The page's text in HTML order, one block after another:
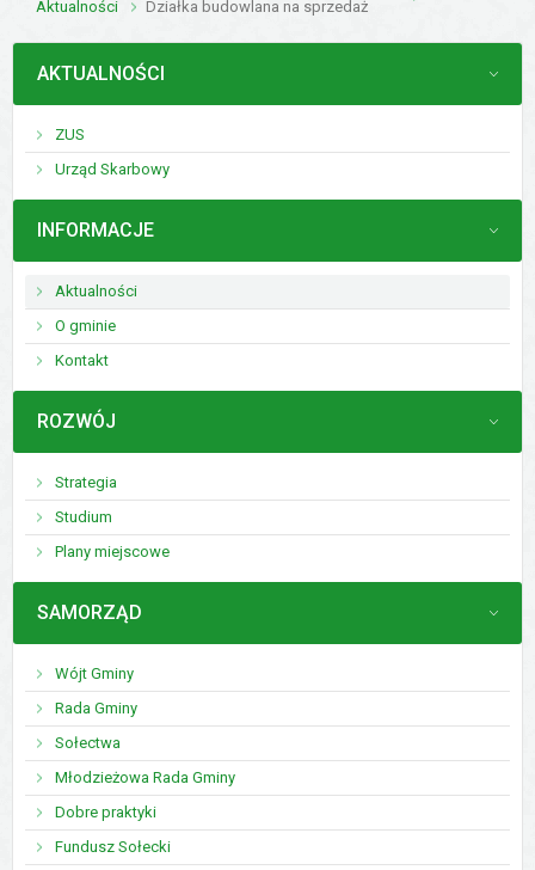
Aktualności
Działka budowlana na sprzedaż
MENU
AKTUALNOŚCI
ZUS
Urząd Skarbowy
MENU
INFORMACJE
Aktualności
O gminie
Kontakt
MENU
ROZWÓJ
Strategia
Studium
Plany miejscowe
MENU
SAMORZĄD
Wójt Gminy
Rada Gminy
Sołectwa
Młodzieżowa Rada Gminy
Dobre praktyki
Fundusz Sołecki